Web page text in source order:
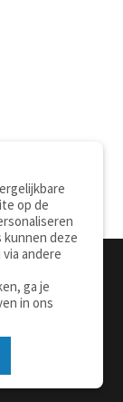
op de
kunnen deze
andere
ga je
in ons